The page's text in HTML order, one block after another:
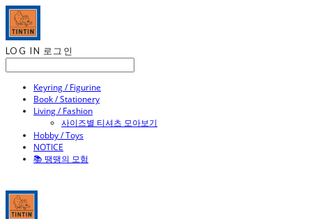
LOG IN 로그인
Keyring / Figurine
Book / Stationery
Living / Fashion
사이즈별 티셔츠 모아보기
Hobby / Toys
NOTICE
📚 땡땡의 모험